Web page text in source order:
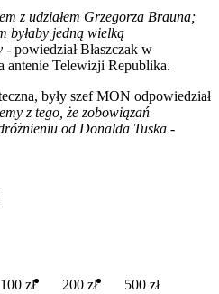
z udziałem Grzegorza Brauna;
byłaby jedną wielką
- powiedział Błaszczak w
antenie Telewizji Republika.
były szef MON odpowiedział
z tego, że zobowiązań
od Donalda Tuska -
100 zł 200 zł 500 zł